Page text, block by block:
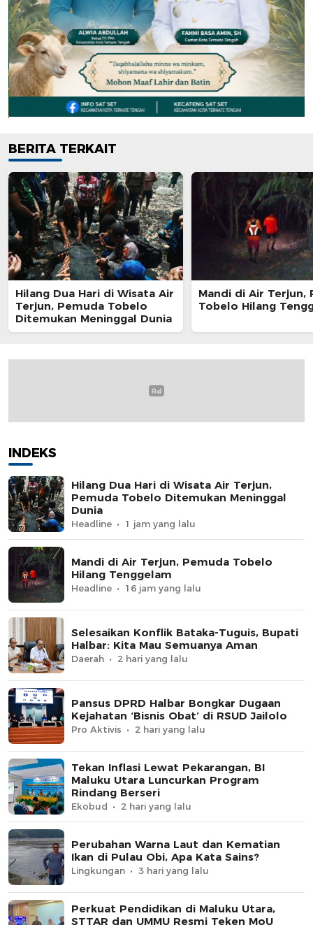
BERITA TERKAIT
Hilang Dua Hari di Wisata Air
Terjun, Pemuda Tobelo
Ditemukan Meninggal Dunia
Mandi di Air Terjun,
Tobelo Hilang
INDEKS
Hilang Dua Hari di Wisata Air Terjun,
Pemuda Tobelo Ditemukan Meninggal
Dunia
Headline 1 jam yang lalu
Mandi di Air Terjun, Pemuda Tobelo
Hilang Tenggelam
Headline 16 jam yang lalu
Selesaikan Konflik Bataka-Tuguis, Bupati
Halbar: Kita Mau Semuanya Aman
Daerah 2 hari yang lalu
Pansus DPRD Halbar Bongkar Dugaan
Kejahatan ‘Bisnis Obat’ di RSUD Jailolo
Pro Aktivis 2 hari yang lalu
Tekan Inflasi Lewat Pekarangan, BI
Maluku Utara Luncurkan Program
Rindang Berseri
Ekobud 2 hari yang lalu
Perubahan Warna Laut dan Kematian
Ikan di Pulau Obi, Apa Kata Sains?
Lingkungan 3 hari yang lalu
Perkuat Pendidikan di Maluku Utara,
STTAR dan UMMU Resmi Teken MoU